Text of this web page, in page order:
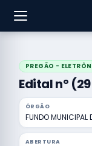
PREGÃO -
Edital nº
ÓRGÃO
FUNDO MUNICIPAL
ABERTURA